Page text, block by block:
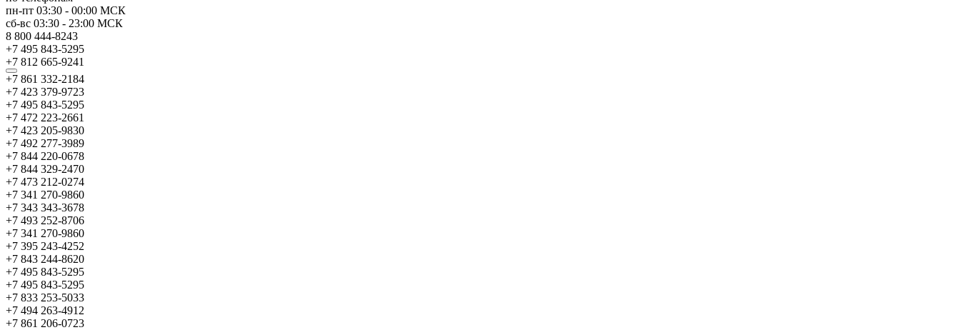
пн-пт 03:30 - 00:00 МСК
сб-вс 03:30 - 23:00 МСК
8 800 444-8243
+7 495 843-5295
+7 812 665-9241
+7 861 332-2184
+7 423 379-9723
+7 495 843-5295
+7 472 223-2661
+7 423 205-9830
+7 492 277-3989
+7 844 220-0678
+7 844 329-2470
+7 473 212-0274
+7 341 270-9860
+7 343 343-3678
+7 493 252-8706
+7 341 270-9860
+7 395 243-4252
+7 843 244-8620
+7 495 843-5295
+7 495 843-5295
+7 833 253-5033
+7 494 263-4912
+7 861 206-0723